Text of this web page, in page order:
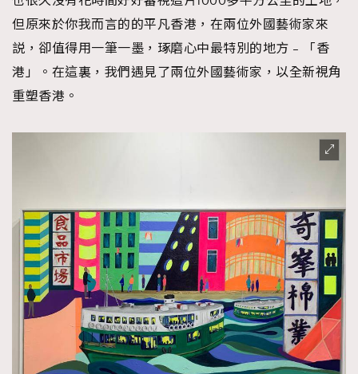
但原來於你我而言的的平凡香港，在兩位外國藝術家來
説，卻值得用一筆一墨，琢磨心中最特別的地方 – 「香
港」。在這裏，我們遇見了兩位外國藝術家，以全新視角
重塑香港。